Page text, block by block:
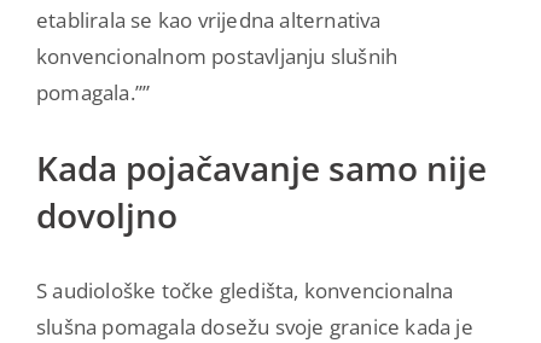
etablirala se kao vrijedna alternativa
konvencionalnom postavljanju slušnih
pomagala.””
Kada pojačavanje samo nije
dovoljno
S audiološke točke gledišta, konvencionalna
slušna pomagala dosežu svoje granice kada je